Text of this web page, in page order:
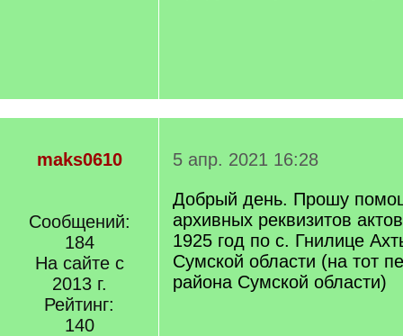
maks0610
Сообщений:
184
На сайте с
2013 г.
Рейтинг:
140
5 апр. 2021 16:28
Добрый день. Прошу
архивных реквизитов
1925 год по с. Гнилице
Сумской области (на тот
района Сумской области)